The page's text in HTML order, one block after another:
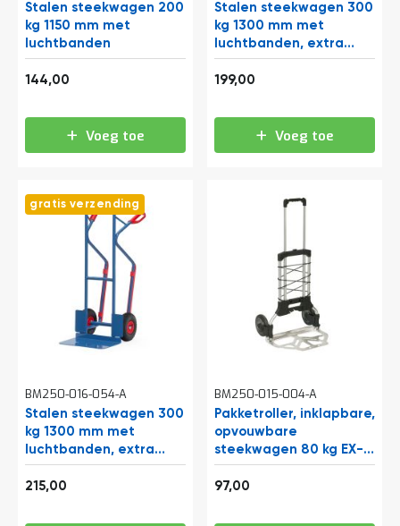
Stalen steekwagen 200
kg 1150 mm met
luchtbanden
144,00
Voeg toe
Stalen steekwagen 300
kg 1300 mm met
luchtbanden, extra
grote schep
199,00
Voeg toe
gratis verzending
BM250-016-054-A
Stalen steekwagen 300
kg 1300 mm met
luchtbanden, extra
grote schep en
glijstrips
215,00
BM250-015-004-A
Pakketroller, inklapbare,
opvouwbare
steekwagen 80 kg EX-
GH80
97,00